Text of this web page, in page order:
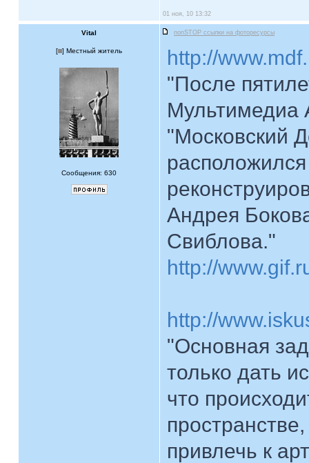
01 ноя, 10 13:32
Vital nonSTOP ссылки на фоторесурсы
[ ] Местный житель
Сообщения: 630
http://
"После
"Московский
Андрея
Свиблова."
http://
http://
"Основная
только дать
что
привлечь к